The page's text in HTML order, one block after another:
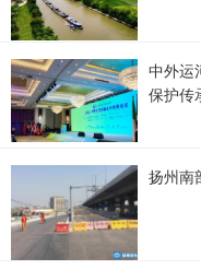
中外运
保护传
扬州南